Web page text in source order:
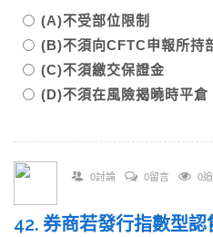
(A)不受部位限制
(B)不須向CFTC申報所持
(C)不須繳交保證金
(D)不須在風險揭曉時平倉
0討論 0留言 0
42. 券商若發行指數型